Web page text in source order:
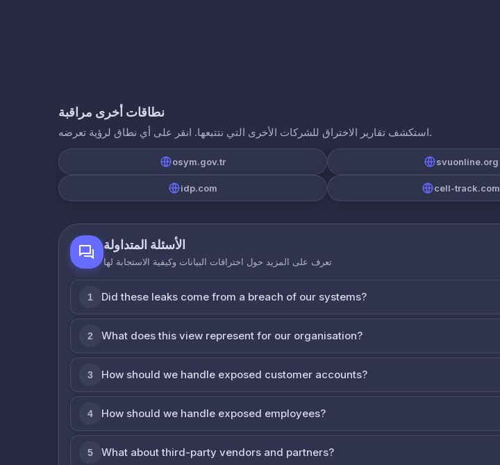
نطاقات أخرى مراقبة
استكشف تقارير الاختراق للشركات الأخرى التي نتتبعها. انقر على أي نطاق لرؤية تعرضه.
osym.gov.tr svuonline.org
idp.com cell-track.com
الأسئلة المتداولة
تعرف على المزيد حول اختراقات البيانات وكيفية الاستجابة لها
1 Did these leaks come from a breach of our systems?
2 What does this view represent for our organisation?
3 How should we handle exposed customer accounts?
4 How should we handle exposed employees?
5 What about third-party vendors and partners?